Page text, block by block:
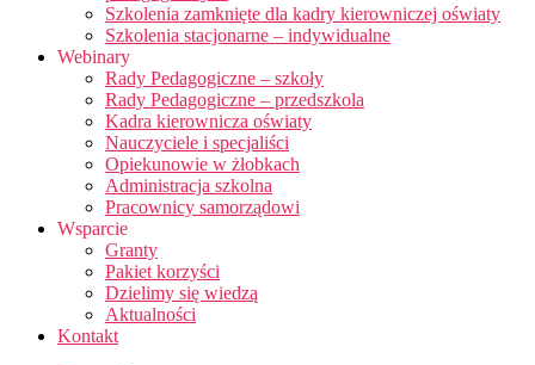
Szkolenia zamknięte dla kadry kierowniczej oświaty
Szkolenia stacjonarne – indywidualne
Webinary
Rady Pedagogiczne – szkoły
Rady Pedagogiczne – przedszkola
Kadra kierownicza oświaty
Nauczyciele i specjaliści
Opiekunowie w żłobkach
Administracja szkolna
Pracownicy samorządowi
Wsparcie
Granty
Pakiet korzyści
Dzielimy się wiedzą
Aktualności
Kontakt